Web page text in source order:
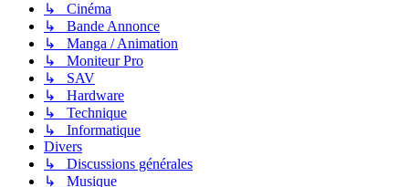
↳ Cinéma
↳ Bande Annonce
↳ Manga / Animation
↳ Moniteur Pro
↳ SAV
↳ Hardware
↳ Technique
↳ Informatique
Divers
↳ Discussions générales
↳ Musique